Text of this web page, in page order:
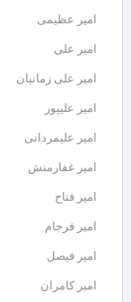
امیر عظیمی
امیر علی
امیر علی زمانیان
امیر علیپور
امیر علیمردانی
امیر غفارمنش
امیر فتاح
امیر فرجام
امیر فیصل
امیر کامران